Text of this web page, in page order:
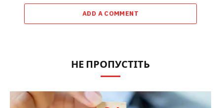
ADD A COMMENT
НЕ ПРОПУСТІТЬ